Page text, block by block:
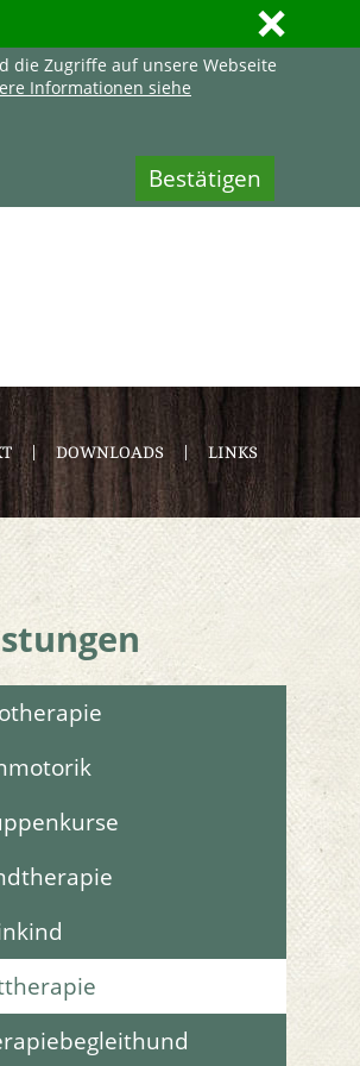
ı
die Zugriffe auf unsere Webseite
Informationen siehe
DOWNLOADS LINKS